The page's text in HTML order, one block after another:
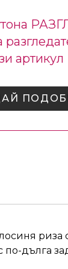
артикул
риза
по-дълга